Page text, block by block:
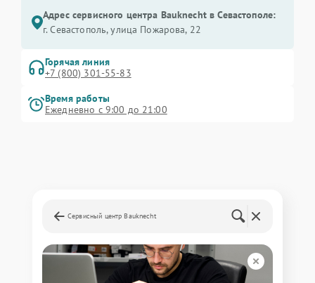
Адрес сервисного центра Bauknecht в Севастополе:
г. Севастополь, улица Пожарова, 22
Горячая линия
+7 (800) 301-55-83
Время работы
Ежедневно с 9:00 до 21:00
Сервисный центр Bauknecht